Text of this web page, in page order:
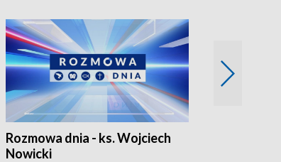
Rozmowa dnia - ks. Wojciech
Nowicki